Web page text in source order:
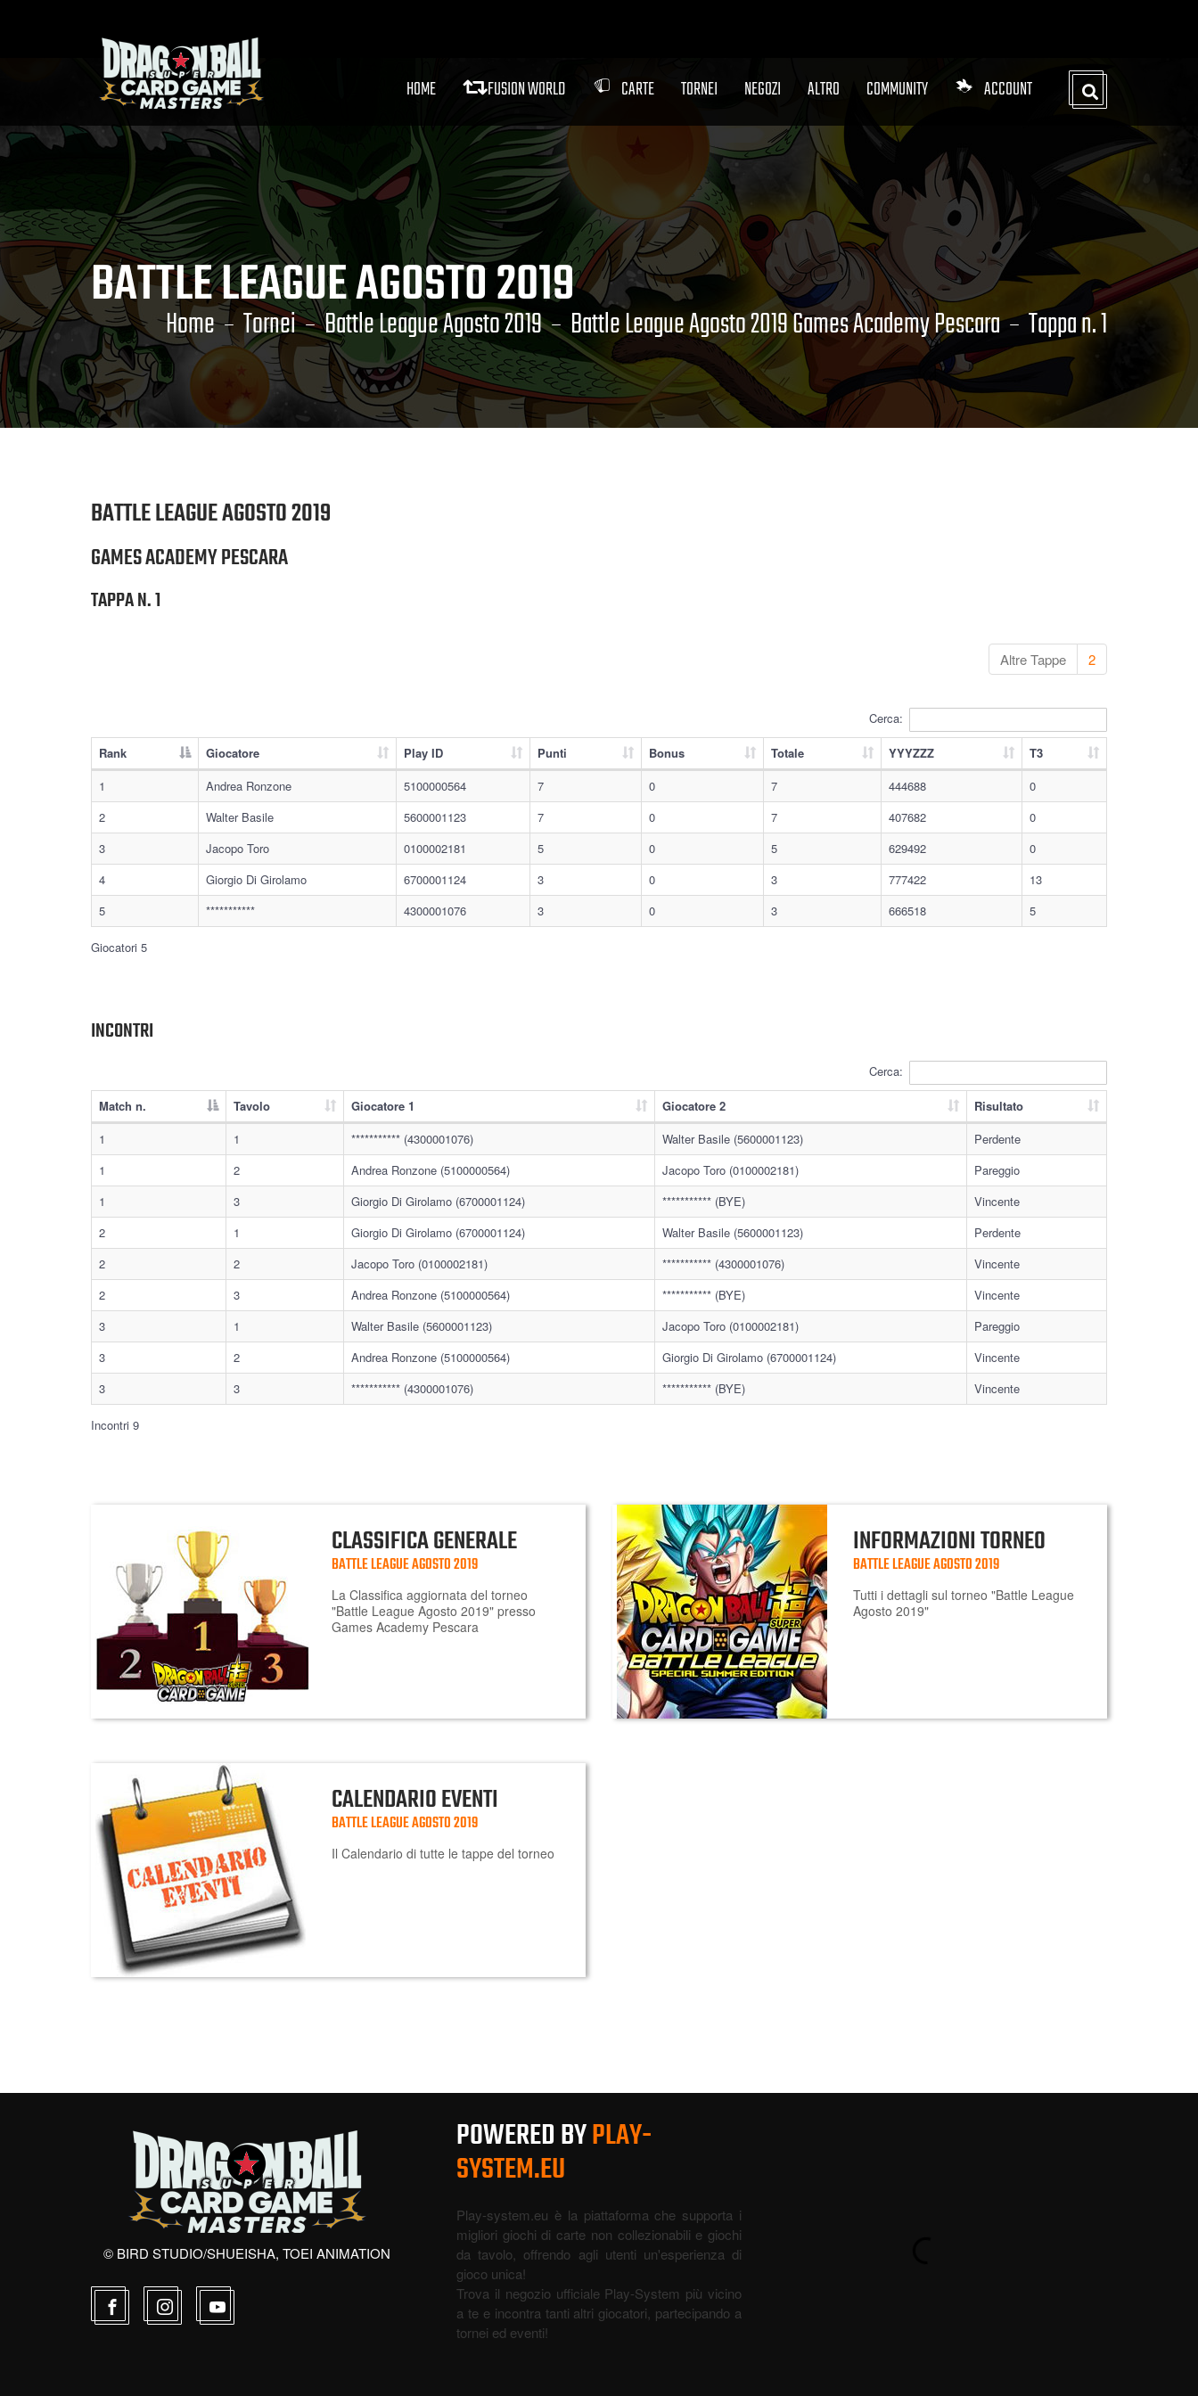
HOME FUSION WORLD CARTE TORNEI NEGOZI ALTRO COMMUNITY ACCOUNT
BATTLE LEAGUE AGOSTO 2019
Home Tornei Battle League Agosto 2019 Battle League Agosto 2019 Games Academy Pescara Tappa n. 1
BATTLE LEAGUE AGOSTO 2019
GAMES ACADEMY PESCARA
TAPPA N. 1
Altre Tappe 2
Cerca:
Rank Giocatore Play ID Punti Bonus Totale YYYZZZ
T3
1
Andrea Ronzone 5100000564 7 0 7 444688
0
2
Walter Basile 5600001123 7 0 7 407682
0
3
Jacopo Toro 0100002181 5 0 5 629492
0
4
Giorgio Di Girolamo 6700001124 3 0 3 777422
13
5
*********** 4300001076 3 0 3 666518 5
Giocatori 5
INCONTRI
Cerca:
Match n. Tavolo Giocatore 1 Giocatore 2
Risultato
1
1 *********** (4300001076) Walter Basile (5600001123)
Perdente
1
2 Andrea Ronzone (5100000564) Jacopo Toro (0100002181)
Pareggio
1
3 Giorgio Di Girolamo (6700001124) *********** (BYE)
Vincente
2
1 Giorgio Di Girolamo (6700001124) Walter Basile (5600001123)
Perdente
2
2 Jacopo Toro (0100002181) *********** (4300001076)
Vincente
2
3 Andrea Ronzone (5100000564) *********** (BYE)
Vincente
3
1 Walter Basile (5600001123) Jacopo Toro (0100002181)
Pareggio
3
2 Andrea Ronzone (5100000564) Giorgio Di Girolamo (6700001124)
Vincente
3
3 *********** (4300001076) *********** (BYE) Vincente
Incontri 9
CLASSIFICA GENERALE
BATTLE LEAGUE AGOSTO 2019
La Classifica aggiornata del torneo
"Battle League Agosto 2019" presso
Games Academy Pescara
INFORMAZIONI TORNEO
BATTLE LEAGUE AGOSTO 2019
Tutti i dettagli sul torneo "Battle League
Agosto 2019"
CALENDARIO EVENTI
BATTLE LEAGUE AGOSTO 2019
Il Calendario di tutte le tappe del torneo
© BIRD STUDIO/SHUEISHA, TOEI ANIMATION
POWERED BYPLAY-
SYSTEM.EU
Play-system.eu è la piattaforma che supporta i
migliori giochi di carte non collezionabili e giochi
da tavolo, offrendo agli utenti un'esperienza di
gioco unica!
Trova il negozio ufficiale Play-System più vicino
a te e incontra tanti altri giocatori, partecipando a
tornei ed eventi!